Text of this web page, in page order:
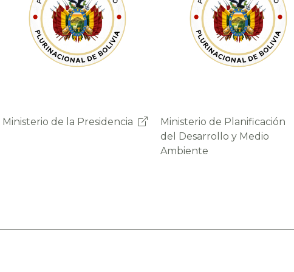
Ministerio de Planificación
Ministerio de Economía
Finanzas Públicas
Ministerio de Planificación
Ministerio de Economía
Finanzas Públicas